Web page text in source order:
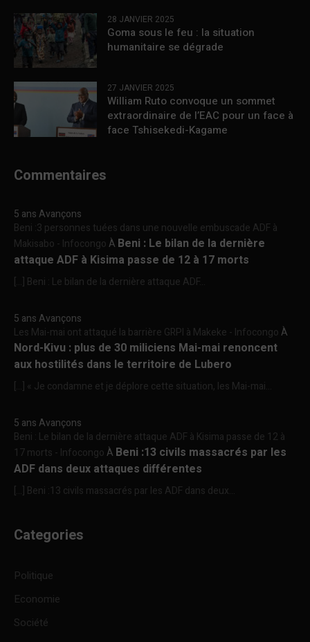
28 JANVIER 2025
Goma sous le feu : la situation
humanitaire se dégrade
27 JANVIER 2025
William Ruto convoque un sommet
extraordinaire de l’EAC pour un face à
face Tshisekedi-Kagame
Commentaires
5 ans Avançons
Beni :3 personnes tuées dans une nouvelle embuscade ADF à
Makisabo - InfocongoÀ Beni : Le bilan de la dernière
attaque ADF à Kisima passe de 12 à 17 morts
[…] Beni : Le bilan de la dernière attaque ADF...
5 ans Avançons
Les Mai-mai ont attaqué la barrière GRPI à Makeke - InfocongoÀ
Nord-Kivu : plus de 30 miliciens Mai-mai renoncent
aux hostilités dans le territoire de Lubero
[…] « Je condamne et je déplore cette situation, les Mai-mai...
5 ans Avançons
Beni : Le bilan de la dernière attaque ADF à Kisima passe de 12 à
17 morts - InfocongoÀ Beni :13 civils massacrés par les
ADF dans deux attaques différentes
[…] Beni :13 civils massacrés par les ADF dans deux...
Categories
Politique
Economie
Société